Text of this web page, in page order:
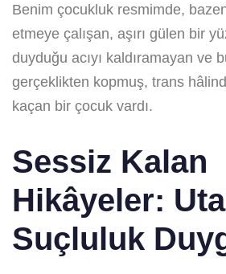
Benim çocukluk resmimde,
etmeye çalışan, aşırı gülen bir
duyduğu acıyı kaldıramayan ve
gerçeklikten kopmuş, trans
kaçan bir çocuk vardı.
Sessiz Kalan
Hikâyeler:
Suçluluk